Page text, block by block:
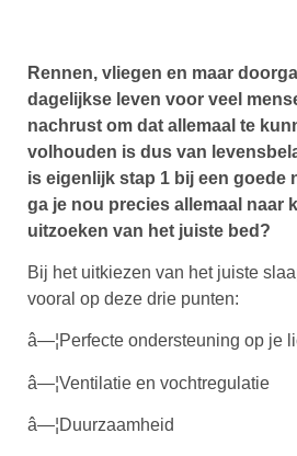
Rennen, vliegen en maar
dagelijkse leven voor veel
nachrust om dat allemaal te
volhouden is dus van
is eigenlijk stap 1 bij een goede
ga je nou precies allemaal naar
uitzoeken van het juiste bed?
Bij het uitkiezen van het juiste
vooral op deze drie punten:
â—¦Perfecte ondersteuning op je
â—¦Ventilatie en vochtregulatie
â—¦Duurzaamheid